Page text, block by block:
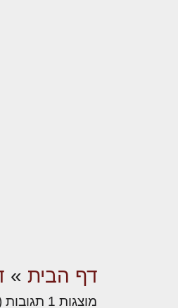
דף הבית »
מוצגות 1 תגובות (מתוך 1 סה״כ)